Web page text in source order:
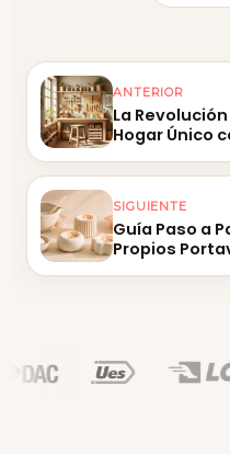
ANTERIOR
La
Hogar Único
SIGUIENTE
Guía Paso a
Propios